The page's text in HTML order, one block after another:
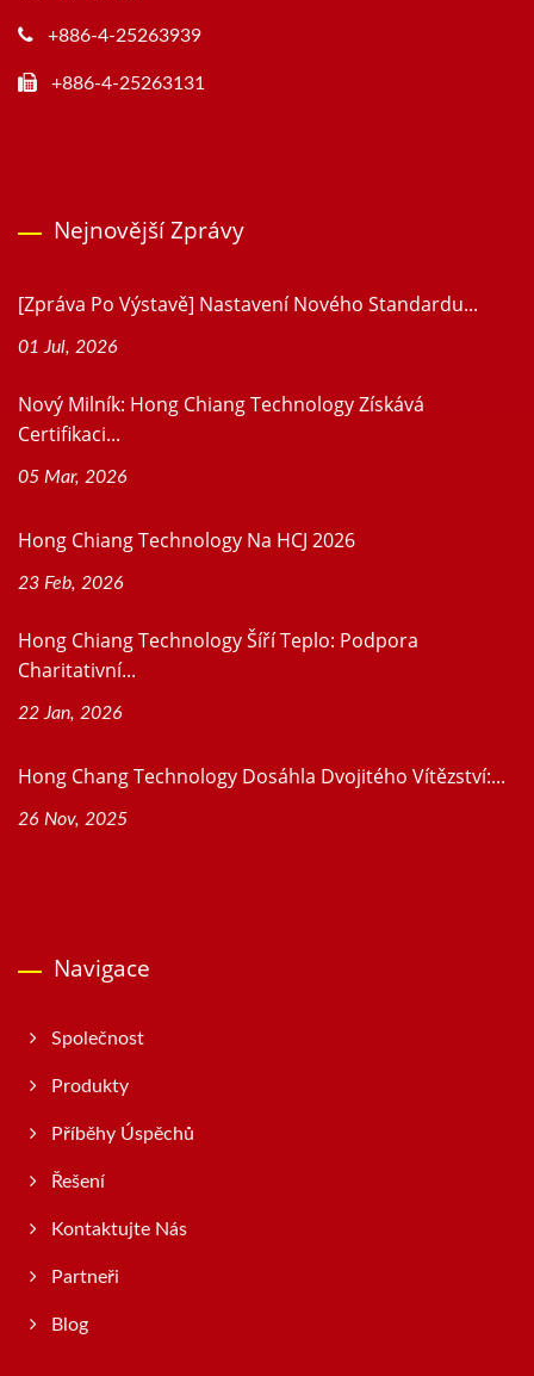
+886-4-25263939
+886-4-25263131
Nejnovější Zprávy
[Zpráva Po Výstavě] Nastavení Nového Standardu...
01 Jul, 2026
Nový Milník: Hong Chiang Technology Získává
Certifikaci...
05 Mar, 2026
Hong Chiang Technology Na HCJ 2026
23 Feb, 2026
Hong Chiang Technology Šíří Teplo: Podpora
Charitativní...
22 Jan, 2026
Hong Chang Technology Dosáhla Dvojitého Vítězství:...
26 Nov, 2025
Navigace
Společnost
Produkty
Příběhy Úspěchů
Řešení
Kontaktujte Nás
Partneři
Blog